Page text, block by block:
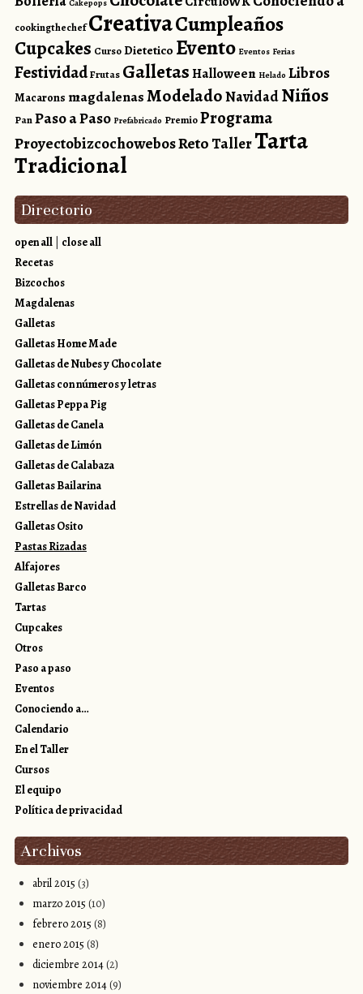
Cakepops
cookingthechef CreativaCumpleaños
Cupcakes CursoDietetico Evento Eventos Ferias
FestividadFrutas GalletasHalloween Helado Libros
Macarons magdalenasModeladoNavidadNiños
PanPaso a Paso Prefabricado PremioPrograma
ProyectobizcochowebosReto TallerTarta
Tradicional
Directorio
open all| close all
Recetas
Bizcochos
Magdalenas
Galletas
Galletas Home Made
Galletas de Nubes y Chocolate
Galletas con números y letras
Galletas Peppa Pig
Galletas de Canela
Galletas de Limón
Galletas de Calabaza
Galletas Bailarina
Estrellas de Navidad
Galletas Osito
Pastas Rizadas
Alfajores
Galletas Barco
Tartas
Cupcakes
Otros
Paso a paso
Eventos
Conociendo a…
Calendario
En el Taller
Cursos
El equipo
Política de privacidad
Archivos
abril 2015 (3)
marzo 2015 (10)
febrero 2015 (8)
enero 2015 (8)
diciembre 2014(2)
noviembre 2014(9)